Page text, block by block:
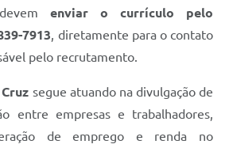
enviar o currículo pelo
7913, diretamente para o contato
pelo recrutamento.
segue atuando na divulgação de
entre empresas e trabalhadores,
de emprego e renda no